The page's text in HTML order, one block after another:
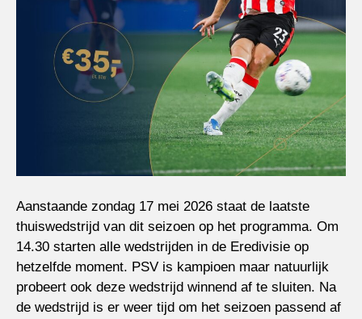
Aanstaande zondag 17 mei 2026 staat de laatste
thuiswedstrijd van dit seizoen op het programma. Om
14.30 starten alle wedstrijden in de Eredivisie op
hetzelfde moment. PSV is kampioen maar natuurlijk
probeert ook deze wedstrijd winnend af te sluiten. Na
de wedstrijd is er weer tijd om het seizoen passend af